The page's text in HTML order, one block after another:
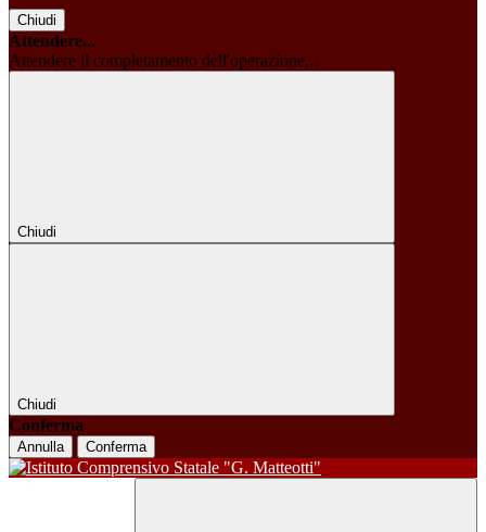
Chiudi
Attendere...
Attendere il completamento dell'operazione...
Chiudi
Chiudi
Conferma
Annulla Conferma